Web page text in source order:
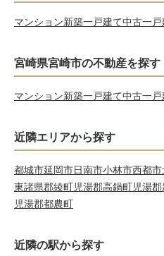
マンション新築一戸建て中古一戸
宮崎県宮崎市の不動産を探す
マンション新築一戸建て中古一戸
近隣エリアから探す
都城市延岡市日南市小林市西都市
東諸県郡綾町児湯郡高鍋町児湯
児湯郡都農町
近隣の駅から探す